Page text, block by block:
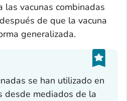
las vacunas combinadas
de que la vacuna
generalizada.
se han utilizado en
desde mediados de la